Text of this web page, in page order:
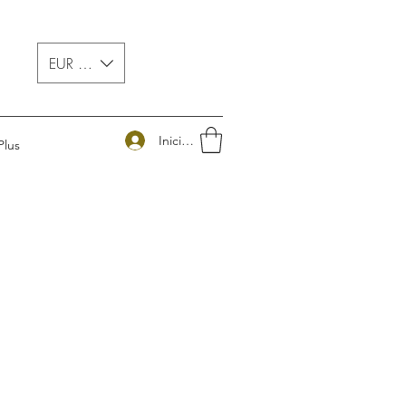
EUR (€)
Iniciar sesión